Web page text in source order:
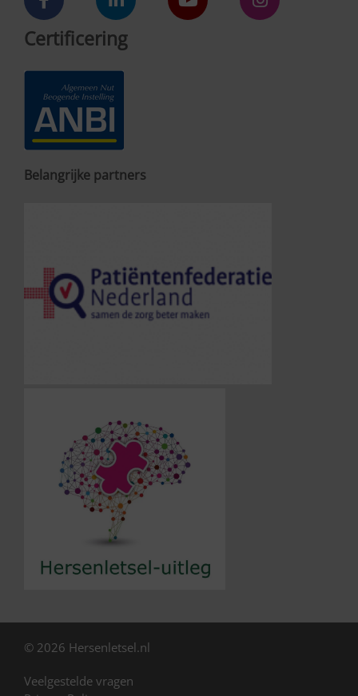
Certificering
Belangrijke partners
© 2026 Hersenletsel.nl
Veelgestelde vragen